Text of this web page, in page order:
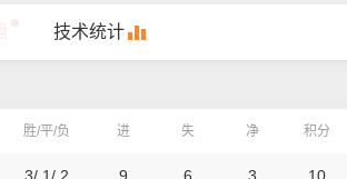
技术统计
胜/平/负 进 失 净 积分